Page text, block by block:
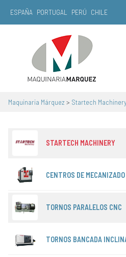
ESPAÑA PORTUGAL PERÚ CHILE
Navegación principal
Maquinaria Márquez > Startech Machinery
STARTECH MACHINERY
CENTROS DE
TORNOS PARALELOS CNC
TORNOS BANCADA